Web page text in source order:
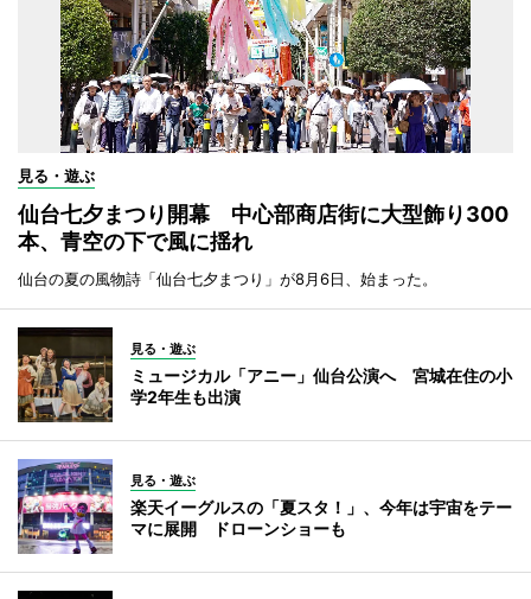
見る・遊ぶ
仙台七夕まつり開幕 中心部商店街に大型飾り300
本、青空の下で風に揺れ
仙台の夏の風物詩「仙台七夕まつり」が8月6日、始まった。
見る・遊ぶ
ミュージカル「アニー」仙台公演へ 宮城在住の小
学2年生も出演
見る・遊ぶ
楽天イーグルスの「夏スタ！」、今年は宇宙をテー
マに展開 ドローンショーも